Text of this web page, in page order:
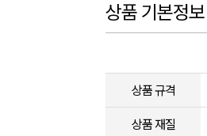
상품 기본정보
상품 규격
상품 재질